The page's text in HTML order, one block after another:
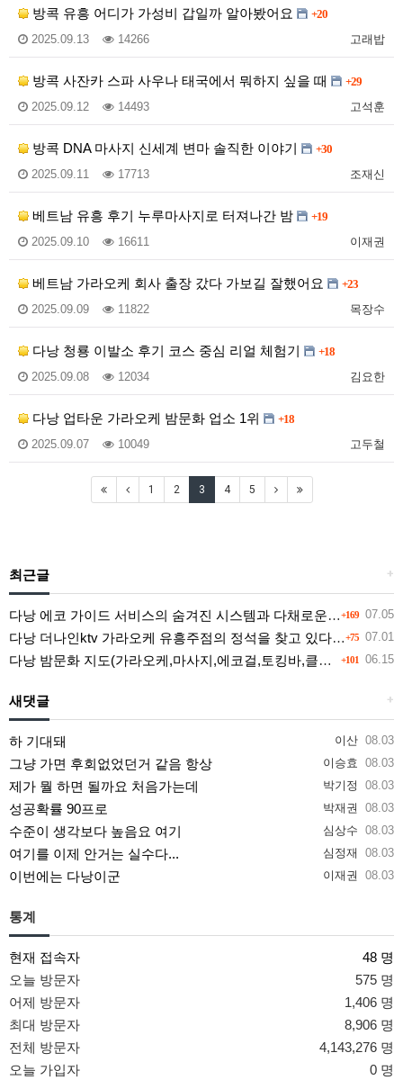
방콕 유흥 어디가 가성비 갑일까 알아봤어요 +20
고래밥
2025.09.13 14266
방콕 사잔카 스파 사우나 태국에서 뭐하지 싶을 때 +29
고석훈
2025.09.12 14493
방콕 DNA 마사지 신세계 변마 솔직한 이야기 +30
조재신
2025.09.11 17713
베트남 유흥 후기 누루마사지로 터져나간 밤 +19
이재권
2025.09.10 16611
베트남 가라오케 회사 출장 갔다 가보길 잘했어요 +23
목장수
2025.09.09 11822
다낭 청룡 이발소 후기 코스 중심 리얼 체험기 +18
김요한
2025.09.08 12034
다낭 업타운 가라오케 밤문화 업소 1위 +18
고두철
2025.09.07 10049
1 2 3 4 5
+
최근글
+169 07.05
다낭 에코 가이드 서비스의 숨겨진 시스템과 다채로운 인력 풀의 진실
+75 07.01
다낭 더나인ktv 가라오케 유흥주점의 정석을 찾고 있다면 여기
+101 06.15
다낭 밤문화 지도(가라오케,마사지,에코걸,토킹바,클럽) 유흥별 가격 및 후기공유
+
새댓글
이산 08.03
하 기대돼
이승효 08.03
그냥 가면 후회없었던거 같음 항상
박기정 08.03
제가 뭘 하면 될까요 처음가는데
박재권 08.03
성공확률 90프로
심상수 08.03
수준이 생각보다 높음요 여기
심정재 08.03
여기를 이제 안거는 실수다...
이재권 08.03
이번에는 다낭이군
통계
현재 접속자
48 명
오늘 방문자
575 명
어제 방문자
1,406 명
최대 방문자
8,906 명
전체 방문자
4,143,276 명
오늘 가입자
0 명